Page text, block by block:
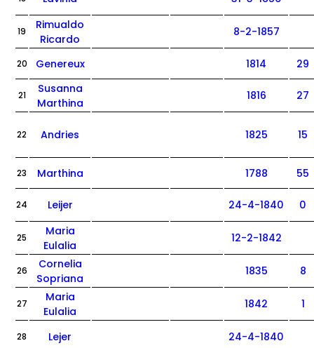
19
Rimualdo
Ricardo
8-2-1857
20 Genereux 1814 29
21
Susanna
Marthina
1816 27
22 Andries 1825 15
23 Marthina 1788 55
24 Leijer 24-4-1840 0
25
Maria
Eulalia
12-2-1842
26
Cornelia
Sopriana
1835 8
27
Maria
Eulalia
1842 1
28 Lejer 24-4-1840